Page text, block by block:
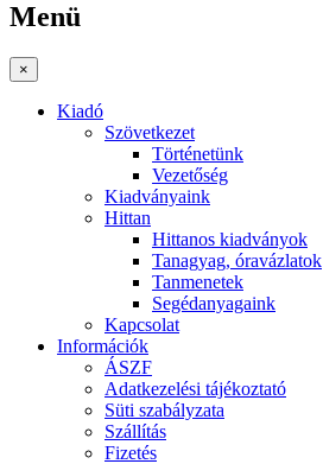
Menü
×
Kiadó
Szövetkezet
Történetünk
Vezetőség
Kiadványaink
Hittan
Hittanos kiadványok
Tanagyag, óravázlatok
Tanmenetek
Segédanyagaink
Kapcsolat
Információk
ÁSZF
Adatkezelési tájékoztató
Süti szabályzata
Szállítás
Fizetés